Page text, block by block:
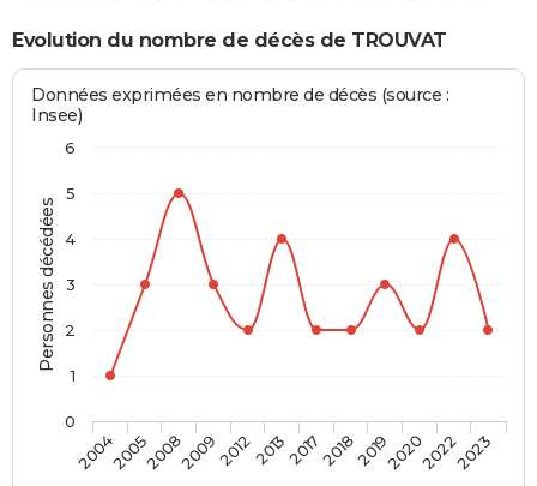
Evolution du nombre de décès de TROUVAT
Personnes décédées
Données exprimées en nombre de décès (source :
Insee)
200420052008200920122013201720182019202020222023
0
1
2
3
4
5
6